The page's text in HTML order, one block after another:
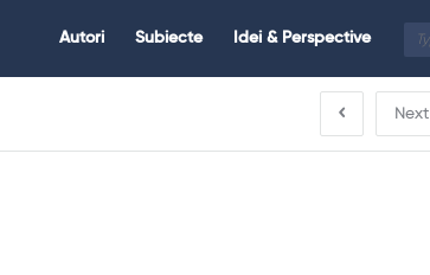
Citate.ro
Autori Subiecte Idei & Perspective
Next